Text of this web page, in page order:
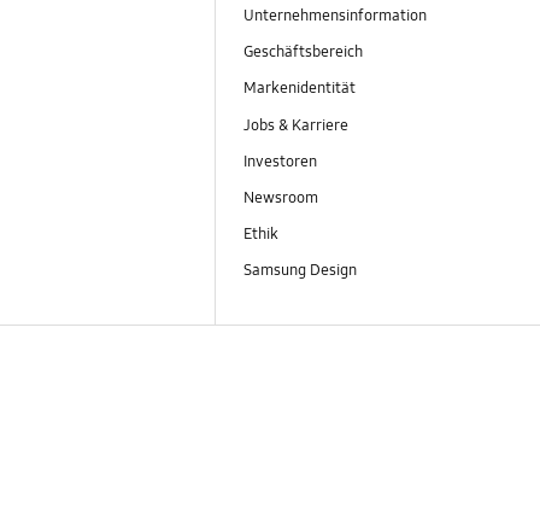
Unternehmensinformation
Geschäftsbereich
Markenidentität
Jobs & Karriere
Investoren
Newsroom
Ethik
Samsung Design